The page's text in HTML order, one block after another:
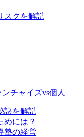
スクを解説
チャイズvs個人
訣を解説
めには？
塾の経営